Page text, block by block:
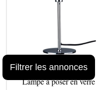
Lampe à poser en verre
Filtrer les annonces